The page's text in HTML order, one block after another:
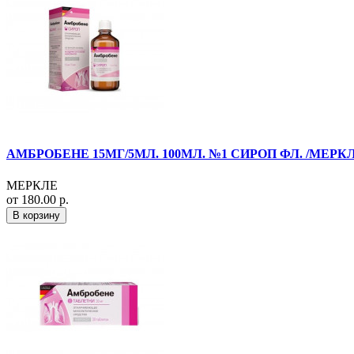
АМБРОБЕНЕ 15МГ/5МЛ. 100МЛ. №1 СИРОП ФЛ. /
МЕРКЛЕ
от 180.00 р.
В корзину